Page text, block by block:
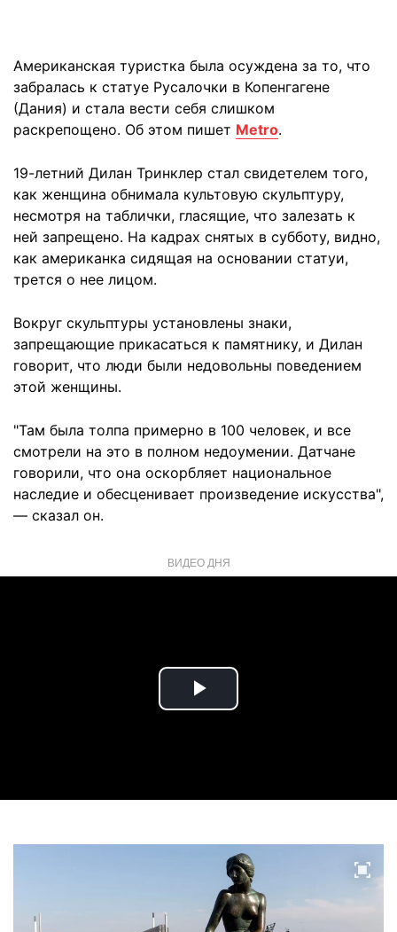
Американская туристка была осуждена за то, что
забралась к статуе Русалочки в Копенгагене
(Дания) и стала вести себя слишком
раскрепощено. Об этом пишет Metro.
19-летний Дилан Тринклер стал свидетелем того,
как женщина обнимала культовую скульптуру,
несмотря на таблички, гласящие, что залезать к
ней запрещено. На кадрах снятых в субботу, видно,
как американка сидящая на основании статуи,
трется о нее лицом.
Вокруг скульптуры установлены знаки,
запрещающие прикасаться к памятнику, и Дилан
говорит, что люди были недовольны поведением
этой женщины.
"Там была толпа примерно в 100 человек, и все
смотрели на это в полном недоумении. Датчане
говорили, что она оскорбляет национальное
наследие и обесценивает произведение искусства",
— сказал он.
ВИДЕО ДНЯ
Play